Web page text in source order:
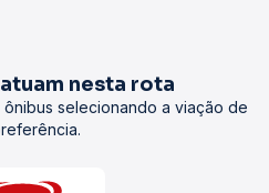
nesta rota
selecionando a viação de